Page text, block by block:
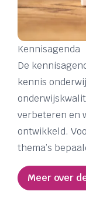
Kennisagenda
De
kennis
verbeteren en
ontwikkeld.
thema’s
Meer over